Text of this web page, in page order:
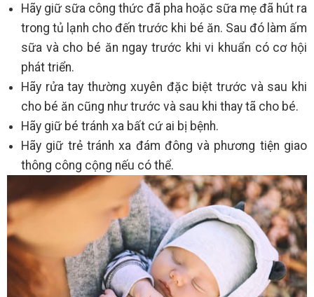
Hãy giữ sữa công thức đã pha hoặc sữa mẹ đã hút ra
trong tủ lạnh cho đến trước khi bé ăn. Sau đó làm ấm
sữa và cho bé ăn ngay trước khi vi khuẩn có cơ hội
phát triển.
Hãy rửa tay thường xuyên đặc biệt trước và sau khi
cho bé ăn cũng như trước và sau khi thay tã cho bé.
Hãy giữ bé tránh xa bất cứ ai bị bệnh.
Hãy giữ trẻ tránh xa đám đông và phương tiện giao
thông công cộng nếu có thể.